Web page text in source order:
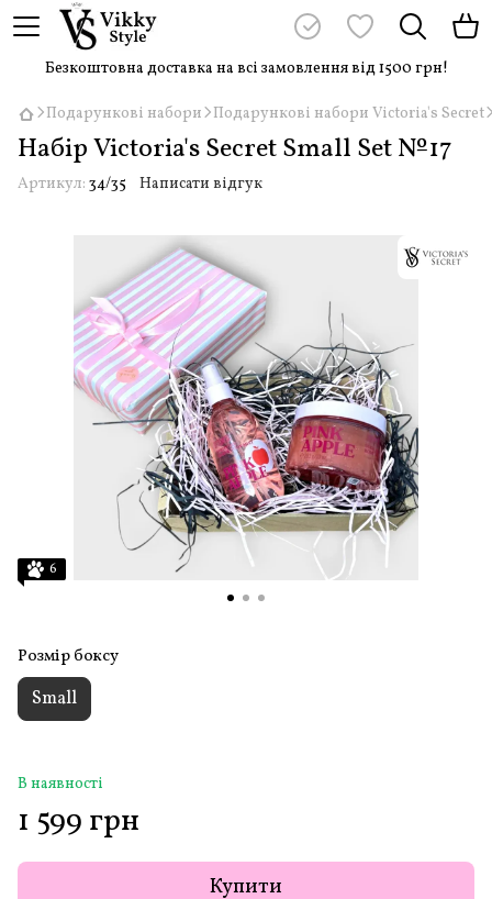
Безкоштовна доставка на всі замовлення від 1500 грн!
Подарункові набори Подарункові набори Victoria's Secret
Набір Victoria's Secret Small Set №17
Артикул: 34/35 Написати відгук
6
Розмір боксу
Small
В наявності
1 599 грн
Купити